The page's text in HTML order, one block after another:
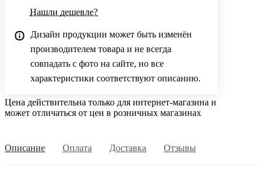
Нашли дешевле?
Дизайн продукции может быть изменён
производителем товара и не всегда
совпадать с фото на сайте, но все
характеристики соответствуют описанию.
Цена действительна только для интернет-магазина и
может отличаться от цен в розничных магазинах
Описание Оплата Доставка Отзывы